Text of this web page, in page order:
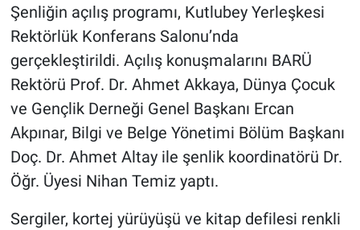
Şenliğin açılış programı, Kutlubey Yerleşkesi
Rektörlük Konferans Salonu’nda
gerçekleştirildi. Açılış konuşmalarını BARÜ
Rektörü Prof. Dr. Ahmet Akkaya, Dünya Çocuk
ve Gençlik Derneği Genel Başkanı Ercan
Akpınar, Bilgi ve Belge Yönetimi Bölüm Başkanı
Doç. Dr. Ahmet Altay ile şenlik koordinatörü Dr.
Öğr. Üyesi Nihan Temiz yaptı.
Sergiler, kortej yürüyüşü ve kitap defilesi renkli